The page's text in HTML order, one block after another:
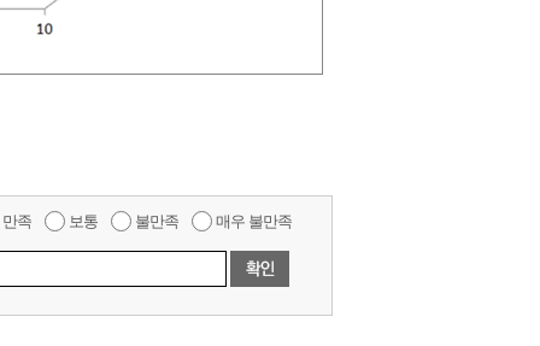
만족 보통 불만족 매우 불만족